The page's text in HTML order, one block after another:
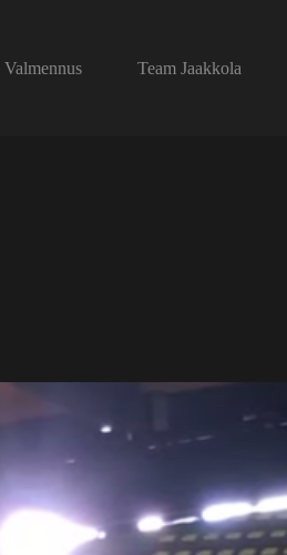
Valmennus Team Jaakkola